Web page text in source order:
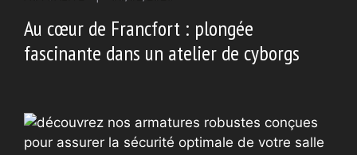
Au cœur de Francfort : plongée
fascinante dans un atelier de cyborgs